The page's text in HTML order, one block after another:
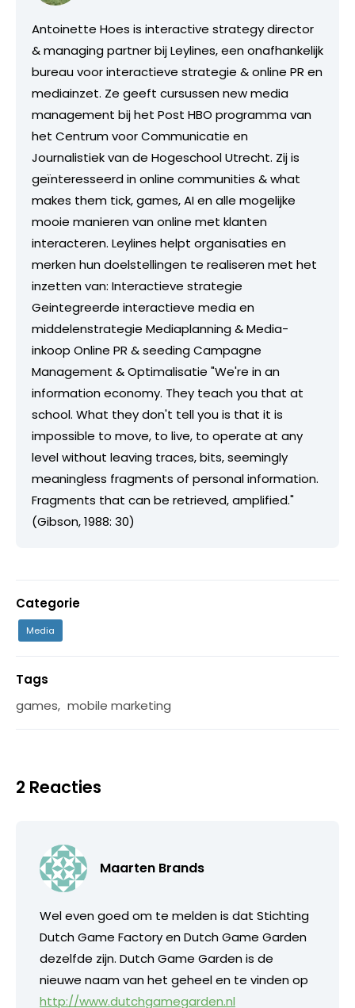
Antoinette Hoes is interactive strategy director
& managing partner bij Leylines, een onafhankelijk
bureau voor interactieve strategie & online PR en
mediainzet. Ze geeft cursussen new media
management bij het Post HBO programma van
het Centrum voor Communicatie en
Journalistiek van de Hogeschool Utrecht. Zij is
geïnteresseerd in online communities & what
makes them tick, games, AI en alle mogelijke
mooie manieren van online met klanten
interacteren. Leylines helpt organisaties en
merken hun doelstellingen te realiseren met het
inzetten van: Interactieve strategie
Geintegreerde interactieve media en
middelenstrategie Mediaplanning & Media-
inkoop Online PR & seeding Campagne
Management & Optimalisatie "We're in an
information economy. They teach you that at
school. What they don't tell you is that it is
impossible to move, to live, to operate at any
level without leaving traces, bits, seemingly
meaningless fragments of personal information.
Fragments that can be retrieved, amplified."
(Gibson, 1988: 30)
Categorie
Media
Tags
games, mobile marketing
2 Reacties
Maarten Brands
Wel even goed om te melden is dat Stichting
Dutch Game Factory en Dutch Game Garden
dezelfde zijn. Dutch Game Garden is de
nieuwe naam van het geheel en te vinden op
http://www.dutchgamegarden.nl